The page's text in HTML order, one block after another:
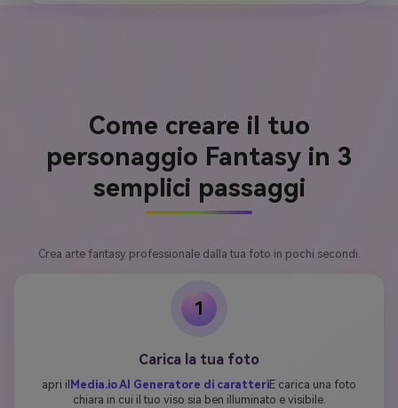
Come creare il tuo
personaggio Fantasy in 3
semplici passaggi
Crea arte fantasy professionale dalla tua foto in pochi secondi.
1
Carica la tua foto
apri il Media.io AI Generatore di caratteriE carica una foto
chiara in cui il tuo viso sia ben illuminato e visibile.